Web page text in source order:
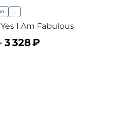
...
Yes I Am Fabulous
3 328₽